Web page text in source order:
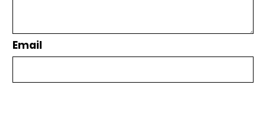
Email